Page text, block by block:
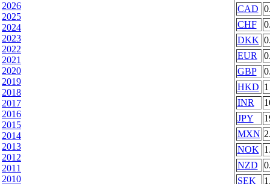
2026
2025
2024
2023
2022
2021
2020
2019
2018
2017
2016
2015
2014
2013
2012
2011
2010
CAD
CHF
DKK
EUR
GBP
HKD 1
INR
JPY
MXN
NOK
NZD
SEK